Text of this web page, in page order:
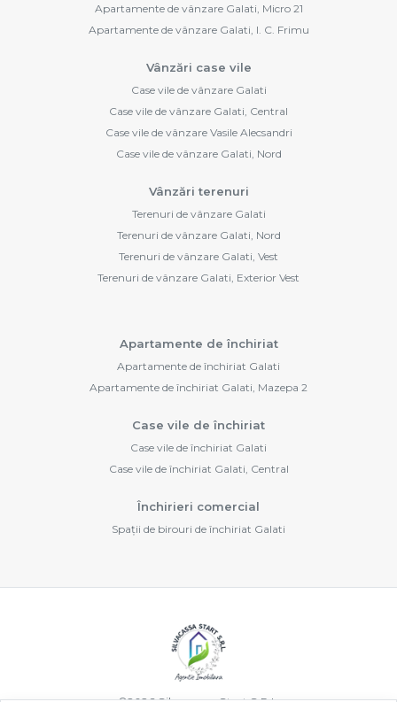
Apartamente de vânzare Galati, Micro 21
Apartamente de vânzare Galati, I. C. Frimu
Vânzări case vile
Case vile de vânzare Galati
Case vile de vânzare Galati, Central
Case vile de vânzare Vasile Alecsandri
Case vile de vânzare Galati, Nord
Vânzări terenuri
Terenuri de vânzare Galati
Terenuri de vânzare Galati, Nord
Terenuri de vânzare Galati, Vest
Terenuri de vânzare Galati, Exterior Vest
Apartamente de închiriat
Apartamente de închiriat Galati
Apartamente de închiriat Galati, Mazepa 2
Case vile de închiriat
Case vile de închiriat Galati
Case vile de închiriat Galati, Central
Închirieri comercial
Spații de birouri de închiriat Galati